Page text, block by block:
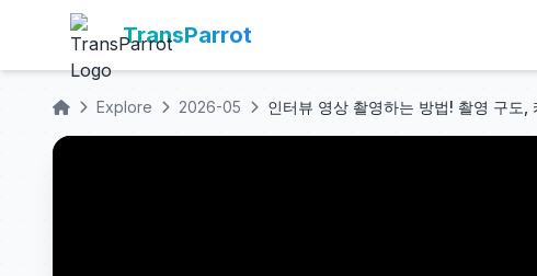
TransParrot
Explore 2026-05